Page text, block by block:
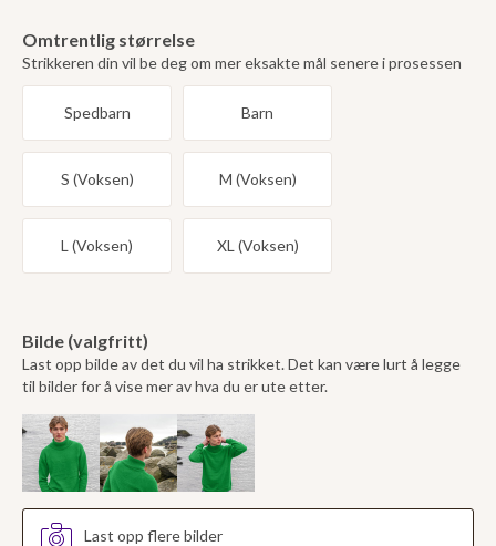
Omtrentlig størrelse
Strikkeren din vil be deg om mer eksakte mål senere i prosessen
Spedbarn Barn
S (Voksen) M (Voksen)
L (Voksen) XL (Voksen)
Bilde (valgfritt)
Last opp bilde av det du vil ha strikket. Det kan være lurt å legge
til bilder for å vise mer av hva du er ute etter.
Last opp flere bilder